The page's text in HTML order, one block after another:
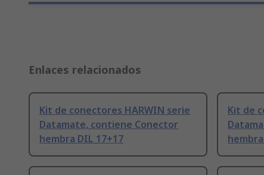
Enlaces relacionados
Kit de conectores HARWIN serie
Datamate, contiene Conector
hembra DIL 17+17
Kit de